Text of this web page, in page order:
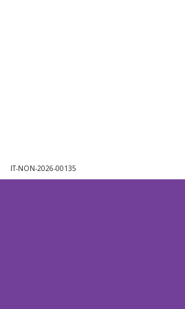
IT-NON-2026-00135